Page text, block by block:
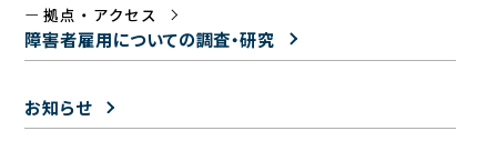
拠点・アクセス
障害者雇用についての調査・研究
お知らせ